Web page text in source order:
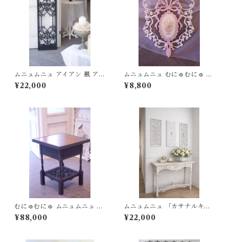
ムニュムニュ アイアン 風 アー
トパネル シャビー フレンチシ
ャビー
¥22,000
ムニュムニュ むにゅむにゅ 掛
時計 時計 エレガント リボン
コンセントカバーとおそろい
¥8,800
むにゅむにゅ ムニュムニュ コ
ーヒーテーブル テーブル 机 ラ
イト付き 間接照明 隠し扉 隠し
¥88,000
ムニュムニュ 「カサナルキオ
ク」掛時計 アートパネル フ
レーム シャビー フレンチシャ
¥22,000